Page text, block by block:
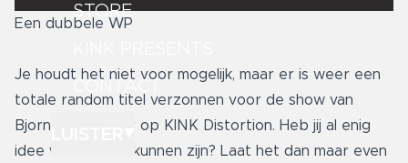
STORE
Een dubbele WP
Je houdt het niet voor mogelijk, maar er is weer een
totale random titel verzonnen voor de show van
Bjorn’s Beton uur op KINK Distortion. Heb jij al enig
idee wat dit zou kunnen zijn? Laat het dan maar even